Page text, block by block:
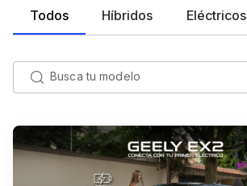
Todos Híbridos Eléctricos
Busca tu modelo